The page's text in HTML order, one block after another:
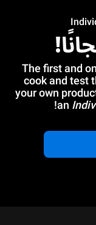
The first and
cook and test
your own
an
!